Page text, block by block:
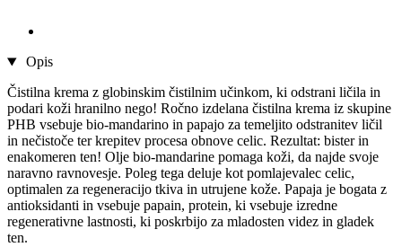
Opis
Čistilna krema z globinskim čistilnim učinkom, ki odstrani ličila in
podari koži hranilno nego! Ročno izdelana čistilna krema iz skupine
PHB vsebuje bio-mandarino in papajo za temeljito odstranitev ličil
in nečistoče ter krepitev procesa obnove celic. Rezultat: bister in
enakomeren ten! Olje bio-mandarine pomaga koži, da najde svoje
naravno ravnovesje. Poleg tega deluje kot pomlajevalec celic,
optimalen za regeneracijo tkiva in utrujene kože. Papaja je bogata z
antioksidanti in vsebuje papain, protein, ki vsebuje izredne
regenerativne lastnosti, ki poskrbijo za mladosten videz in gladek
ten.